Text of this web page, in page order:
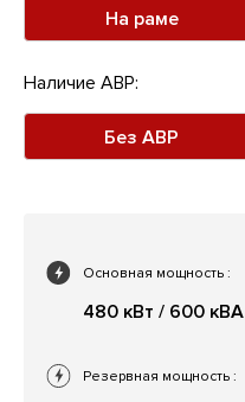
На раме
Наличие АВР:
Без АВР
Основная мощность :
480 кВт / 600 кВА
Резервная мощность :